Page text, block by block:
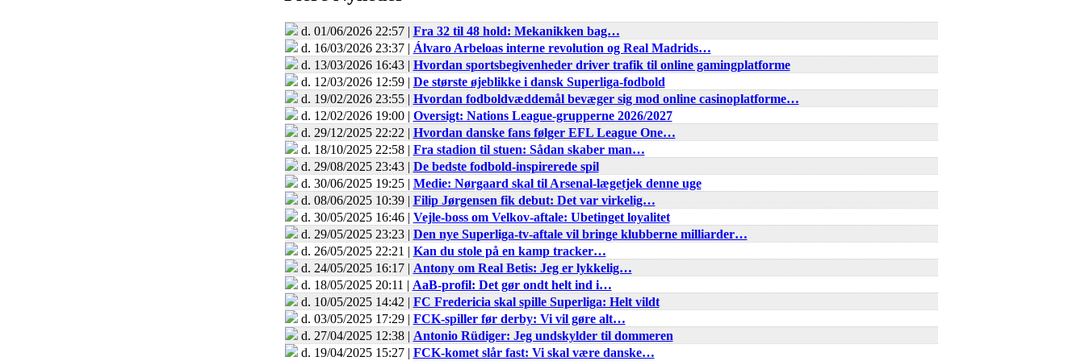
d. 01/06/2026 22:57 | Fra 32 til 48 hold: Mekanikken bag…
d. 16/03/2026 23:37 | Álvaro Arbeloas interne revolution og Real Madrids…
d. 13/03/2026 16:43 | Hvordan sportsbegivenheder driver trafik til online gamingplatforme
d. 12/03/2026 12:59 | De største øjeblikke i dansk Superliga-fodbold
d. 19/02/2026 23:55 | Hvordan fodboldvæddemål bevæger sig mod online casinoplatforme…
d. 12/02/2026 19:00 | Oversigt: Nations League-grupperne 2026/2027
d. 29/12/2025 22:22 | Hvordan danske fans følger EFL League One…
d. 18/10/2025 22:58 | Fra stadion til stuen: Sådan skaber man…
d. 29/08/2025 23:43 | De bedste fodbold-inspirerede spil
d. 30/06/2025 19:25 | Medie: Nørgaard skal til Arsenal-lægetjek denne uge
d. 08/06/2025 10:39 | Filip Jørgensen fik debut: Det var virkelig…
d. 30/05/2025 16:46 | Vejle-boss om Velkov-aftale: Ubetinget loyalitet
d. 29/05/2025 23:23 | Den nye Superliga-tv-aftale vil bringe klubberne milliarder…
d. 26/05/2025 22:21 | Kan du stole på en kamp tracker…
d. 24/05/2025 16:17 | Antony om Real Betis: Jeg er lykkelig…
d. 18/05/2025 20:11 | AaB-profil: Det gør ondt helt ind i…
d. 10/05/2025 14:42 | FC Fredericia skal spille Superliga: Helt vildt
d. 03/05/2025 17:29 | FCK-spiller før derby: Vi vil gøre alt…
d. 27/04/2025 12:38 | Antonio Rüdiger: Jeg undskylder til dommeren
d. 19/04/2025 15:27 | FCK-komet slår fast: Vi skal være danske…